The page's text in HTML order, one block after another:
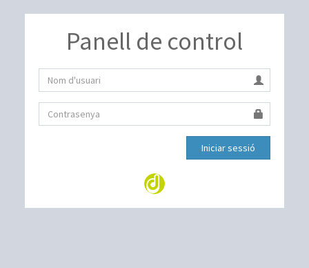
Panell de control
Iniciar sessió